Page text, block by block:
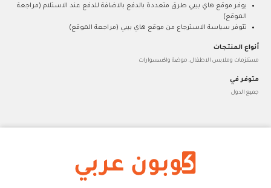
يوفر موقع هاي بيبي طرق متعددة بالدفع بالاضافة للدفع عند الاستلام (مراجعة
الموقع)
تتوفر سياسة الاسترجاع من موقع هاي بيبي (مراجعة الموقع)
أنواع المنتجات
مستلزمات وملابس الاطفال, موضة واكسسوارات
متوفر في
جميع الدول